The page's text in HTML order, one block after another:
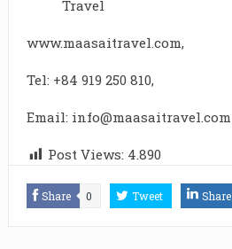
Travel
www.maasaitravel.com,
Tel: +84 919 250 810,
Email: info@maasaitravel.com
Post Views: 4.890
Share 0 Tweet Share